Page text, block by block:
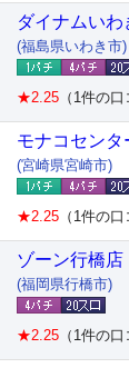
ダイナムいわ
(福島県いわき市)
★2.25 （1件の
モナコセンタ
(宮崎県宮崎市)
★2.25 （1件の
ゾーン行橋店
(福岡県行橋市)
★2.25 （1件の